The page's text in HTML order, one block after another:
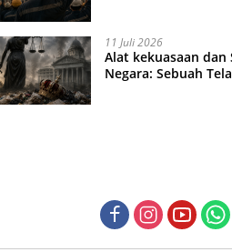
11 Juli 2026
Alat kekuasaan dan
Negara: Sebuah